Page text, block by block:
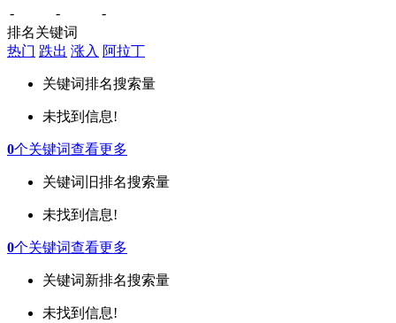
- -
-
排名关键词
热门 跌出 涨入 阿拉丁
关键词排名搜索量
未找到信息!
0个关键词查看更多
关键词 旧排名搜索量
未找到信息!
0个关键词查看更多
关键词新排名搜索量
未找到信息!